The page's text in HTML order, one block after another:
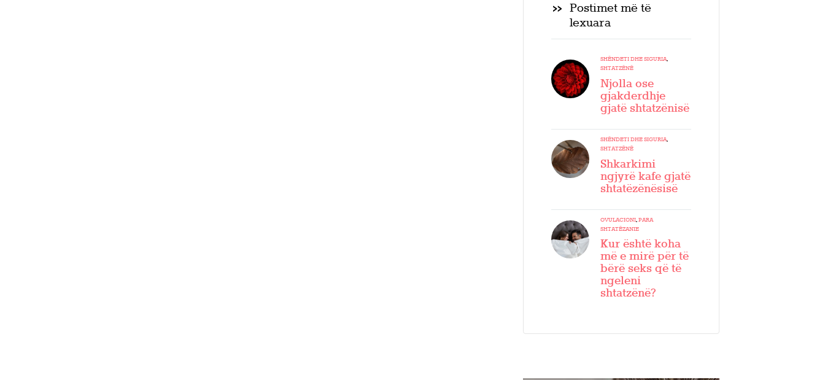
Postimet më të
lexuara
SHËNDETI DHE SIGURIA,
SHTATZËNË
Njolla ose
gjakderdhje
gjatë shtatzënisë
SHËNDETI DHE SIGURIA,
SHTATZËNË
Shkarkimi
ngjyrë kafe gjatë
shtatëzënësisë
OVULACIONI,PARA
SHTATËZANIE
Kur është koha
më e mirë për të
bërë seks që të
ngeleni
shtatzënë?